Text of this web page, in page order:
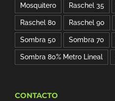
Mosquitero Raschel 35
Raschel 80 Raschel 90
Sombra 50 Sombra 70
Sombra 80% Metro Lineal
CONTACTO